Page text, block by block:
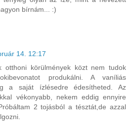
bírnám... :)
14. 12:17
otthoni körülmények közt nem tudok
produkálni. A vaníliás
a saját ízlésedre édesítheted. Az
vékonyabb, nekem eddig ennyire
2 tojásból a tésztát,de azzal